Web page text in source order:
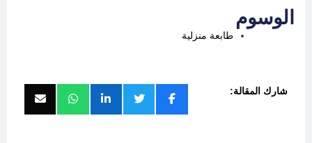
الوسوم
طابعة منزلية
شارك المقالة: